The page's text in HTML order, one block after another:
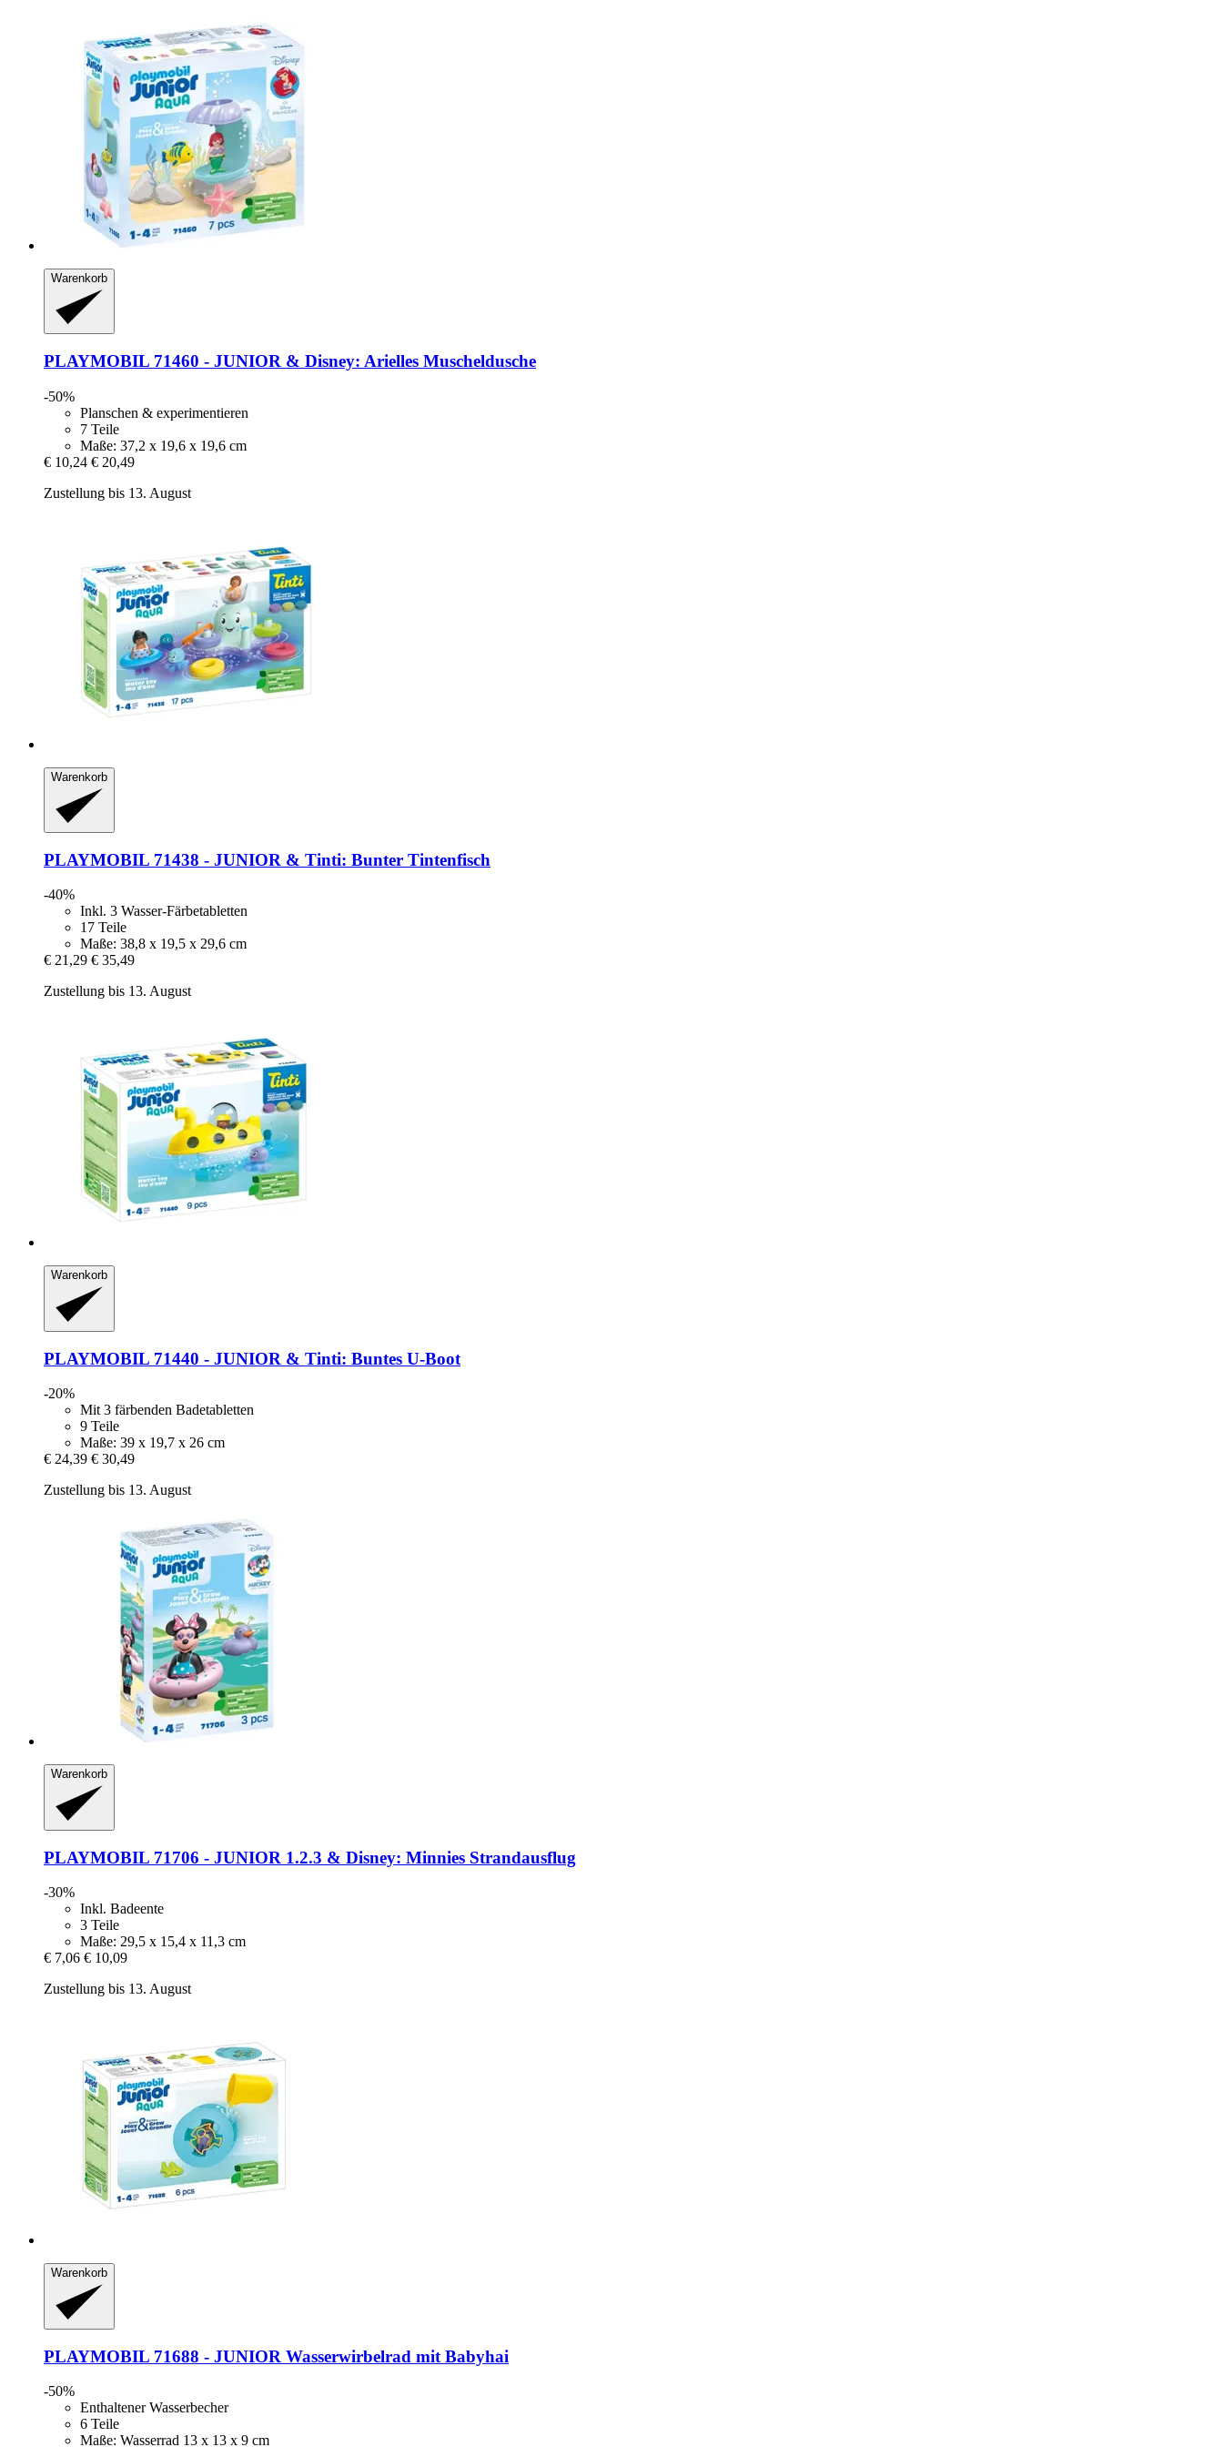
Warenkorb
PLAYMOBIL 71460 -​ JUNIOR & Disney: Arielles Muscheldusche
-50%
Planschen & experimentieren
7 Teile
Maße: 37,2 x 19,6 x 19,6 cm
€ 10,24 € 20,49
Zustellung bis 13. August
Warenkorb
PLAYMOBIL 71438 -​ JUNIOR & Tinti: Bunter Tintenfisch
-40%
Inkl. 3 Wasser-Färbetabletten
17 Teile
Maße: 38,8 x 19,5 x 29,6 cm
€ 21,29 € 35,49
Zustellung bis 13. August
Warenkorb
PLAYMOBIL 71440 -​ JUNIOR & Tinti: Buntes U-​Boot
-20%
Mit 3 färbenden Badetabletten
9 Teile
Maße: 39 x 19,7 x 26 cm
€ 24,39 € 30,49
Zustellung bis 13. August
Warenkorb
PLAYMOBIL 71706 -​ JUNIOR 1.2.3 & Disney: Minnies Strandausflug
-30%
Inkl. Badeente
3 Teile
Maße: 29,5 x 15,4 x 11,3 cm
€ 7,06 € 10,09
Zustellung bis 13. August
Warenkorb
PLAYMOBIL 71688 -​ JUNIOR Wasserwirbelrad mit Babyhai
-50%
Enthaltener Wasserbecher
6 Teile
Maße: Wasserrad 13 x 13 x 9 cm